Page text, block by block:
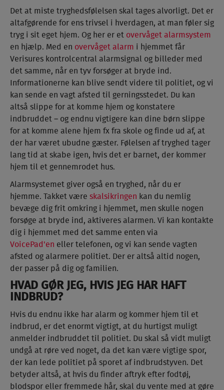
Det at miste tryghedsfølelsen skal tages alvorligt. Det er
altafgørende for ens trivsel i hverdagen, at man føler sig
tryg i sit eget hjem. Og her er et overvåget alarmsystem
en hjælp. Med en overvåget alarm i hjemmet får
Verisures kontrolcentral alarmsignal og billeder med
det samme, når en tyv forsøger at bryde ind.
Informationerne kan blive sendt videre til politiet, og vi
kan sende en vagt afsted til gerningsstedet. Du kan
altså slippe for at komme hjem og konstatere
indbruddet – og endnu vigtigere kan dine børn slippe
for at komme alene hjem fx fra skole og finde ud af, at
der har været ubudne gæster. Følelsen af tryghed tager
lang tid at skabe igen, hvis det er barnet, der kommer
hjem til et gennemrodet hus.
Alarmsystemet giver også en tryghed, når du er
hjemme. Takket være skalsikringen kan du nemlig
bevæge dig frit omkring i hjemmet, men skulle nogen
forsøge at bryde ind, aktiveres alarmen. Vi kan kontakte
dig i hjemmet med det samme enten via
VoicePad'en eller telefonen, og vi kan sende vagten
afsted og alarmere politiet. Der er altså altid nogen,
der passer på dig og familien.
HVAD GØR JEG, HVIS JEG HAR HAFT
INDBRUD?
Hvis du endnu ikke har alarm og kommer hjem til et
indbrud, er det enormt vigtigt, at du hurtigst muligt
anmelder indbruddet til politiet. Du skal så vidt muligt
undgå at røre ved noget, da det kan være vigtige spor,
der kan lede politiet på sporet af indbrudstyven. Det
betyder altså, at hvis du finder aftryk efter fodtøj,
blodspor eller fremmede hår, skal du vente med at gøre